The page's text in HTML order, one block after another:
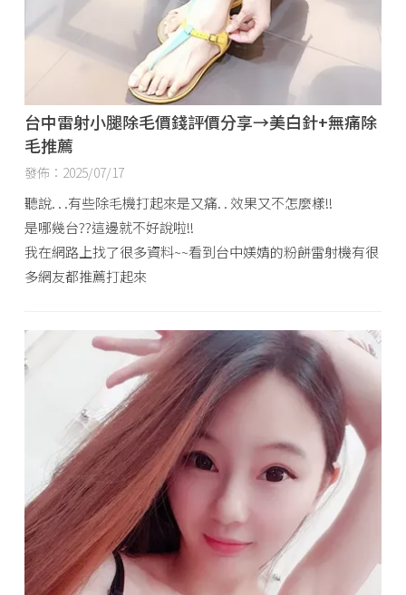
台中雷射小腿除毛價錢評價分享→美白針+無痛除
毛推薦
發佈：2025/07/17
聽說. . .有些除毛機打起來是又痛. . 效果又不怎麼樣!!
是哪幾台??這邊就不好說啦!!
我在網路上找了很多資料~~看到台中媄婧的粉餅雷射機有很
多網友都推薦打起來